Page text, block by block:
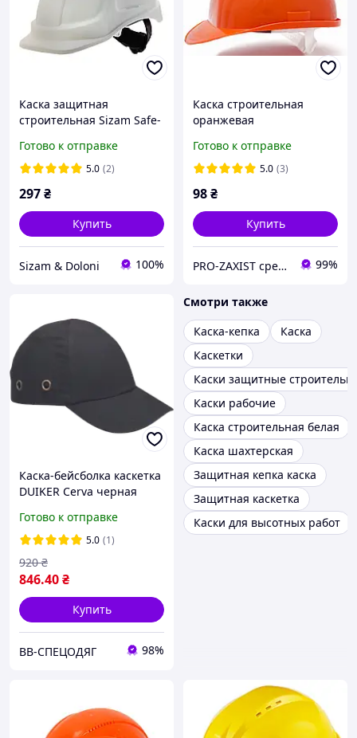
Каска защитная
строительная Sizam Safe-
Готово к отправке
5.0 (2)
297₴
Купить
Sizam & Doloni 100%
Каска строительная
оранжевая
Готово к отправке
5.0 (3)
98₴
Купить
PRO-ZAXIST средства защиты для профессионалов. 99%
Каска-бейсболка каскетка
DUIKER Cerva черная
Готово к отправке
5.0 (1)
846.40₴
920 ₴
Купить
ВВ-СПЕЦОДЯГ 98%
Смотри также
Каска-кепка
Каска
Каскетки
Каски защитные
Каски рабочие
Каска строительная белая
Каска шахтерская
Защитная кепка каска
Защитная каскетка
Каски для высотных работ